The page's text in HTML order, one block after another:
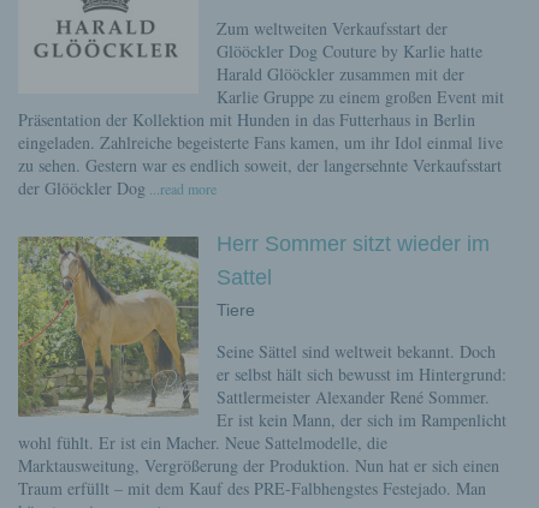
Zum weltweiten Verkaufsstart der
Glööckler Dog Couture by Karlie hatte
Harald Glööckler zusammen mit der
Karlie Gruppe zu einem großen Event mit
Präsentation der Kollektion mit Hunden in das Futterhaus in Berlin
eingeladen. Zahlreiche begeisterte Fans kamen, um ihr Idol einmal live
zu sehen. Gestern war es endlich soweit, der langersehnte Verkaufsstart
der Glööckler Dog ...read more
Herr Sommer sitzt wieder im
Sattel
Tiere
Seine Sättel sind weltweit bekannt. Doch
er selbst hält sich bewusst im Hintergrund:
Sattlermeister Alexander René Sommer.
Er ist kein Mann, der sich im Rampenlicht
wohl fühlt. Er ist ein Macher. Neue Sattelmodelle, die
Marktausweitung, Vergrößerung der Produktion. Nun hat er sich einen
Traum erfüllt – mit dem Kauf des PRE-Falbhengstes Festejado. Man